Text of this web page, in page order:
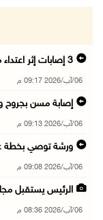
06/آب/2026 09:17 م
إصابة مسن بجروح
06/آب/2026 09:13 م
ورشة توصي بخطة
06/آب/2026 09:08 م
الرئيس يستقبل
06/آب/2026 08:36 م